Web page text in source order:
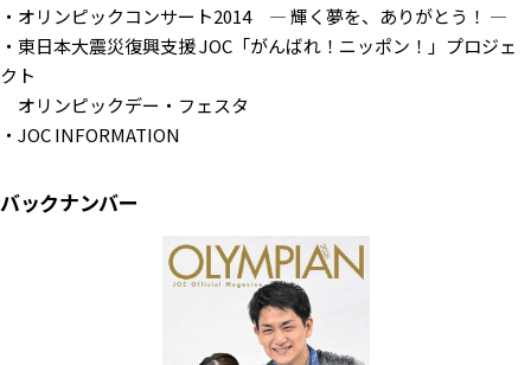
・オリンピックコンサート2014 — 輝く夢を、ありがとう！ —
・東日本大震災復興支援 JOC「がんばれ！ニッポン！」プロジェ
クト
オリンピックデー・フェスタ
・JOC INFORMATION
バックナンバー